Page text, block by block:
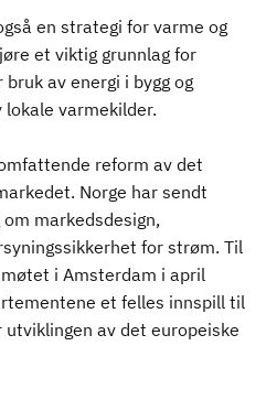
en strategi for varme og
et viktig grunnlag for
av energi i bygg og
varmekilder.
reform av det
Norge har sendt
markedsdesign,
for strøm. Til
i Amsterdam i april
et felles innspill til
av det europeiske